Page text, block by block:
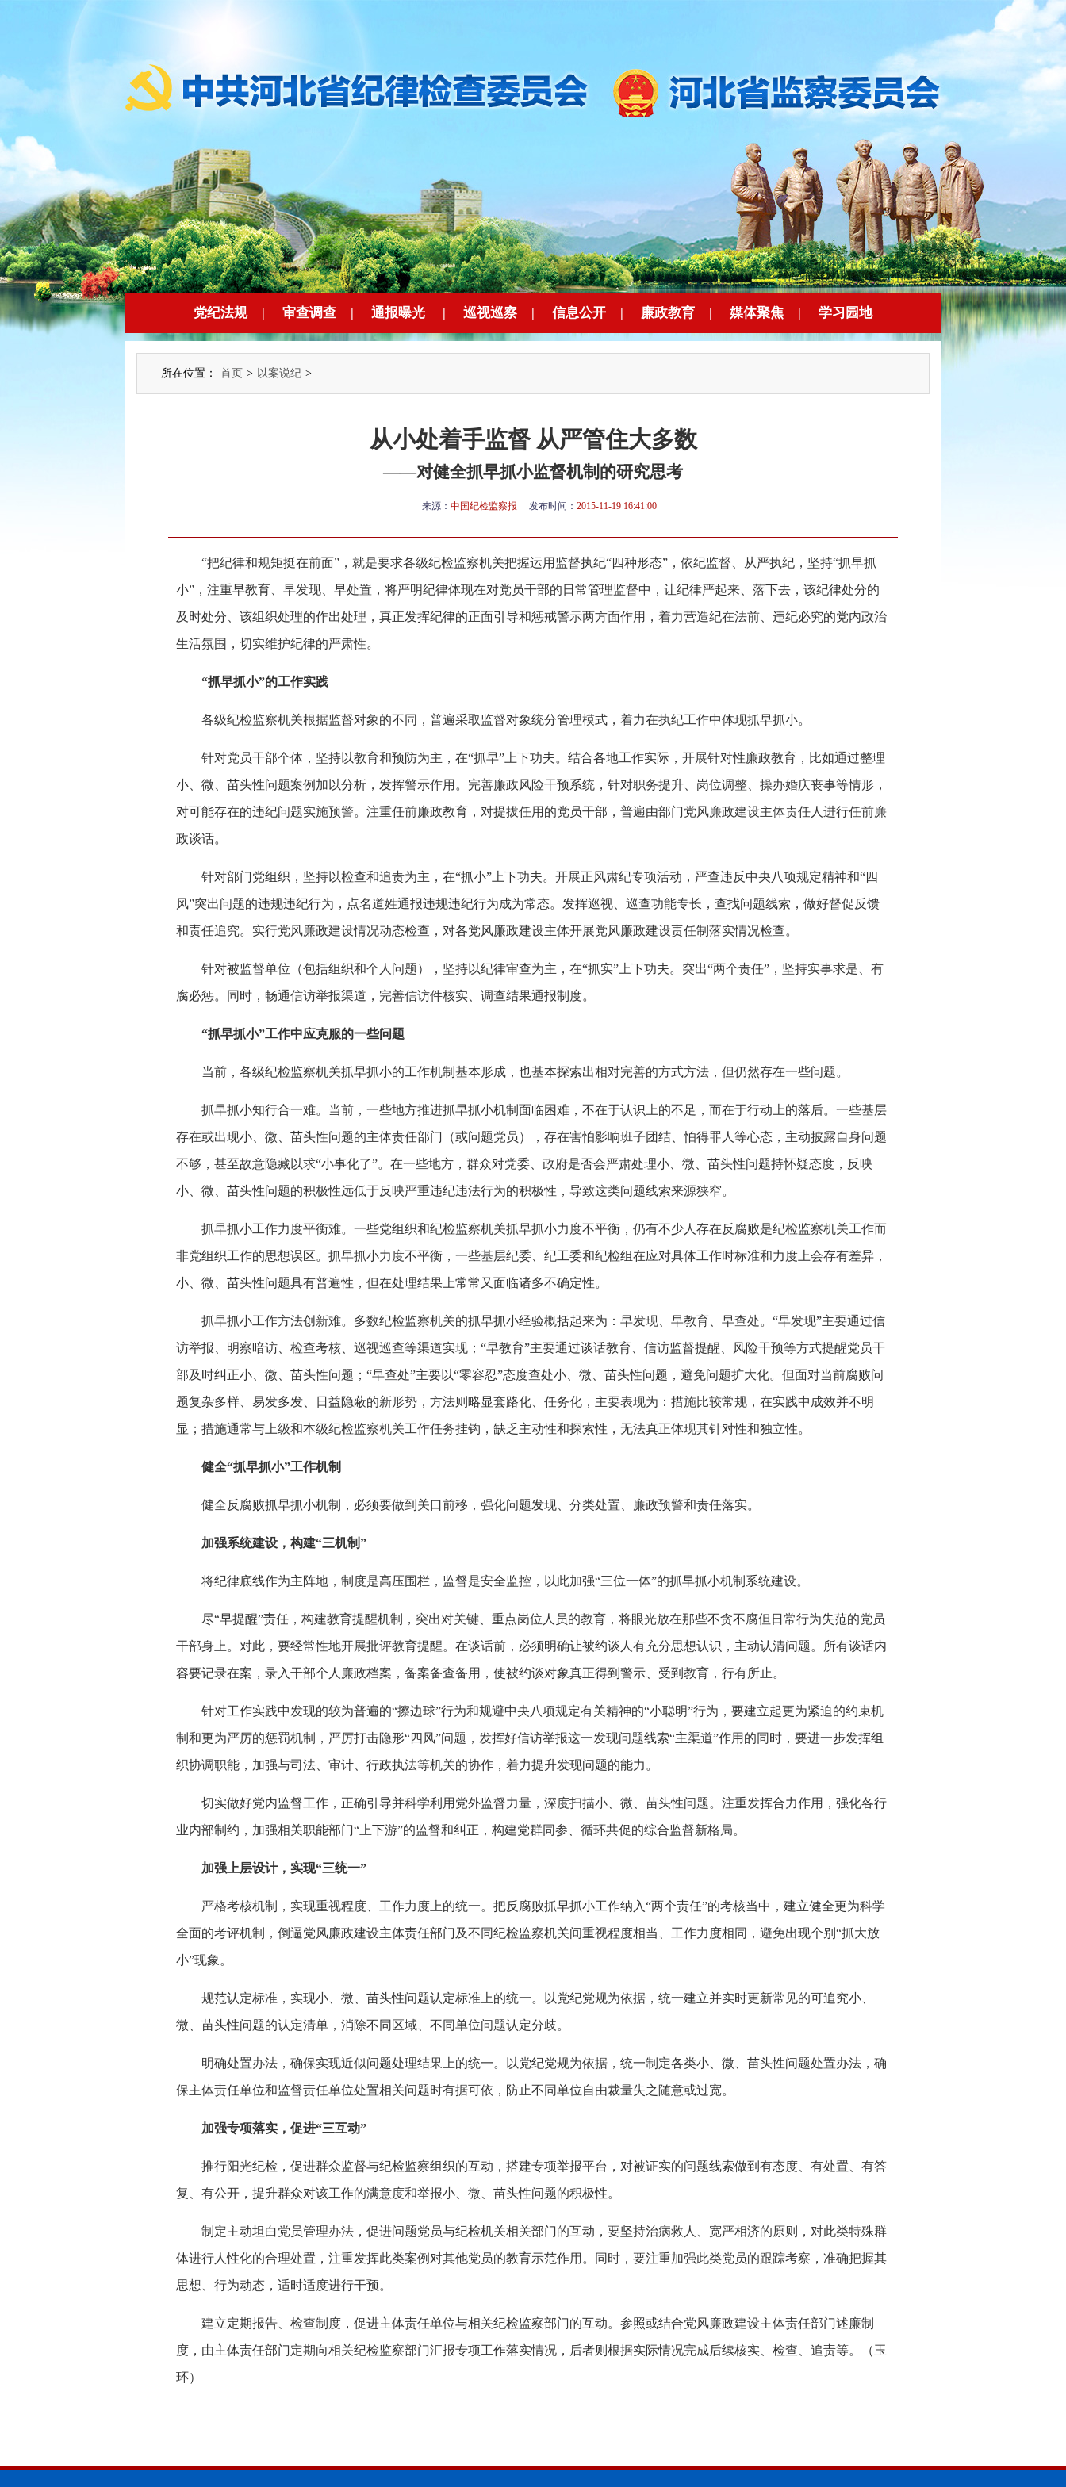
党纪法规 | 审查调查 | 通报曝光 | 巡视巡察 | 信息公开 | 廉政教育 | 媒体聚焦 | 学习园地
所在位置： 首页 > 以案说纪 >
从小处着手监督 从严管住大多数
——对健全抓早抓小监督机制的研究思考
来源： 中国纪检监察报 发布时间： 2015-11-19 16:41:00
“把纪律和规矩挺在前面”，就是要求各级纪检监察机关把握运用监督执纪“四种形态”，依纪监督、从严执纪，坚持“抓早抓
小”，注重早教育、早发现、早处置，将严明纪律体现在对党员干部的日常管理监督中，让纪律严起来、落下去，该纪律处分的
及时处分、该组织处理的作出处理，真正发挥纪律的正面引导和惩戒警示两方面作用，着力营造纪在法前、违纪必究的党内政治
生活氛围，切实维护纪律的严肃性。
“抓早抓小”的工作实践
各级纪检监察机关根据监督对象的不同，普遍采取监督对象统分管理模式，着力在执纪工作中体现抓早抓小。
针对党员干部个体，坚持以教育和预防为主，在“抓早”上下功夫。结合各地工作实际，开展针对性廉政教育，比如通过整理
小、微、苗头性问题案例加以分析，发挥警示作用。完善廉政风险干预系统，针对职务提升、岗位调整、操办婚庆丧事等情形，
对可能存在的违纪问题实施预警。注重任前廉政教育，对提拔任用的党员干部，普遍由部门党风廉政建设主体责任人进行任前廉
政谈话。
针对部门党组织，坚持以检查和追责为主，在“抓小”上下功夫。开展正风肃纪专项活动，严查违反中央八项规定精神和“四
风”突出问题的违规违纪行为，点名道姓通报违规违纪行为成为常态。发挥巡视、巡查功能专长，查找问题线索，做好督促反馈
和责任追究。实行党风廉政建设情况动态检查，对各党风廉政建设主体开展党风廉政建设责任制落实情况检查。
针对被监督单位（包括组织和个人问题），坚持以纪律审查为主，在“抓实”上下功夫。突出“两个责任”，坚持实事求是、有
腐必惩。同时，畅通信访举报渠道，完善信访件核实、调查结果通报制度。
“抓早抓小”工作中应克服的一些问题
当前，各级纪检监察机关抓早抓小的工作机制基本形成，也基本探索出相对完善的方式方法，但仍然存在一些问题。
抓早抓小知行合一难。当前，一些地方推进抓早抓小机制面临困难，不在于认识上的不足，而在于行动上的落后。一些基层
存在或出现小、微、苗头性问题的主体责任部门（或问题党员），存在害怕影响班子团结、怕得罪人等心态，主动披露自身问题
不够，甚至故意隐藏以求“小事化了”。在一些地方，群众对党委、政府是否会严肃处理小、微、苗头性问题持怀疑态度，反映
小、微、苗头性问题的积极性远低于反映严重违纪违法行为的积极性，导致这类问题线索来源狭窄。
抓早抓小工作力度平衡难。一些党组织和纪检监察机关抓早抓小力度不平衡，仍有不少人存在反腐败是纪检监察机关工作而
非党组织工作的思想误区。抓早抓小力度不平衡，一些基层纪委、纪工委和纪检组在应对具体工作时标准和力度上会存有差异，
小、微、苗头性问题具有普遍性，但在处理结果上常常又面临诸多不确定性。
抓早抓小工作方法创新难。多数纪检监察机关的抓早抓小经验概括起来为：早发现、早教育、早查处。“早发现”主要通过信
访举报、明察暗访、检查考核、巡视巡查等渠道实现；“早教育”主要通过谈话教育、信访监督提醒、风险干预等方式提醒党员干
部及时纠正小、微、苗头性问题；“早查处”主要以“零容忍”态度查处小、微、苗头性问题，避免问题扩大化。但面对当前腐败问
题复杂多样、易发多发、日益隐蔽的新形势，方法则略显套路化、任务化，主要表现为：措施比较常规，在实践中成效并不明
显；措施通常与上级和本级纪检监察机关工作任务挂钩，缺乏主动性和探索性，无法真正体现其针对性和独立性。
健全“抓早抓小”工作机制
健全反腐败抓早抓小机制，必须要做到关口前移，强化问题发现、分类处置、廉政预警和责任落实。
加强系统建设，构建“三机制”
将纪律底线作为主阵地，制度是高压围栏，监督是安全监控，以此加强“三位一体”的抓早抓小机制系统建设。
尽“早提醒”责任，构建教育提醒机制，突出对关键、重点岗位人员的教育，将眼光放在那些不贪不腐但日常行为失范的党员
干部身上。对此，要经常性地开展批评教育提醒。在谈话前，必须明确让被约谈人有充分思想认识，主动认清问题。所有谈话内
容要记录在案，录入干部个人廉政档案，备案备查备用，使被约谈对象真正得到警示、受到教育，行有所止。
针对工作实践中发现的较为普遍的“擦边球”行为和规避中央八项规定有关精神的“小聪明”行为，要建立起更为紧迫的约束机
制和更为严厉的惩罚机制，严厉打击隐形“四风”问题，发挥好信访举报这一发现问题线索“主渠道”作用的同时，要进一步发挥组
织协调职能，加强与司法、审计、行政执法等机关的协作，着力提升发现问题的能力。
切实做好党内监督工作，正确引导并科学利用党外监督力量，深度扫描小、微、苗头性问题。注重发挥合力作用，强化各行
业内部制约，加强相关职能部门“上下游”的监督和纠正，构建党群同参、循环共促的综合监督新格局。
加强上层设计，实现“三统一”
严格考核机制，实现重视程度、工作力度上的统一。把反腐败抓早抓小工作纳入“两个责任”的考核当中，建立健全更为科学
全面的考评机制，倒逼党风廉政建设主体责任部门及不同纪检监察机关间重视程度相当、工作力度相同，避免出现个别“抓大放
小”现象。
规范认定标准，实现小、微、苗头性问题认定标准上的统一。以党纪党规为依据，统一建立并实时更新常见的可追究小、
微、苗头性问题的认定清单，消除不同区域、不同单位问题认定分歧。
明确处置办法，确保实现近似问题处理结果上的统一。以党纪党规为依据，统一制定各类小、微、苗头性问题处置办法，确
保主体责任单位和监督责任单位处置相关问题时有据可依，防止不同单位自由裁量失之随意或过宽。
加强专项落实，促进“三互动”
推行阳光纪检，促进群众监督与纪检监察组织的互动，搭建专项举报平台，对被证实的问题线索做到有态度、有处置、有答
复、有公开，提升群众对该工作的满意度和举报小、微、苗头性问题的积极性。
制定主动坦白党员管理办法，促进问题党员与纪检机关相关部门的互动，要坚持治病救人、宽严相济的原则，对此类特殊群
体进行人性化的合理处置，注重发挥此类案例对其他党员的教育示范作用。同时，要注重加强此类党员的跟踪考察，准确把握其
思想、行为动态，适时适度进行干预。
建立定期报告、检查制度，促进主体责任单位与相关纪检监察部门的互动。参照或结合党风廉政建设主体责任部门述廉制
度，由主体责任部门定期向相关纪检监察部门汇报专项工作落实情况，后者则根据实际情况完成后续核实、检查、追责等。（玉
环）